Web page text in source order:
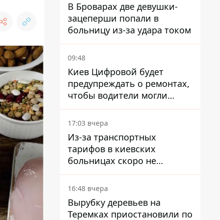
В Броварах две девушки-
зацеперши попали в
больницу из-за удара током
09:48
Киев Цифровой будет
предупреждать о ремонтах,
чтобы водители могли
избегать участков с
пробками
17:03 вчера
Из-за транспортных
тарифов в киевских
больницах скоро не
останется медсестер и
санитарок - профессор
Голубовская
16:48 вчера
Вырубку деревьев на
Теремках приостановили по